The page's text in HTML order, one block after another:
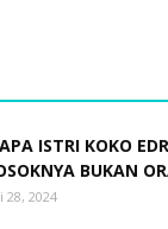
ISTRI KOKO
BUKAN
28, 2024